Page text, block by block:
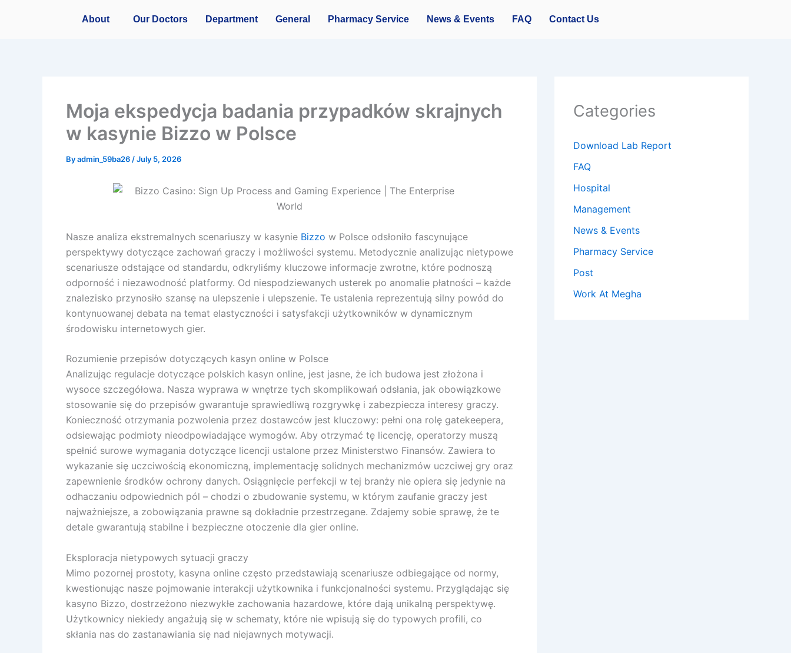
About Our Doctors Department General Pharmacy Service News & Events FAQ Contact Us
Moja ekspedycja badania przypadków skrajnych
w kasynie Bizzo w Polsce
Byadmin_59ba26 /July 5, 2026
Nasze analiza ekstremalnych scenariuszy w kasynie Bizzo w Polsce odsłoniło fascynujące
perspektywy dotyczące zachowań graczy i możliwości systemu. Metodycznie analizując nietypowe
scenariusze odstające od standardu, odkryliśmy kluczowe informacje zwrotne, które podnoszą
odporność i niezawodność platformy. Od niespodziewanych usterek po anomalie płatności – każde
znalezisko przynosiło szansę na ulepszenie i ulepszenie. Te ustalenia reprezentują silny powód do
kontynuowanej debata na temat elastyczności i satysfakcji użytkowników w dynamicznym
środowisku internetowych gier.
Rozumienie przepisów dotyczących kasyn online w Polsce
Analizując regulacje dotyczące polskich kasyn online, jest jasne, że ich budowa jest złożona i
wysoce szczegółowa. Nasza wyprawa w wnętrze tych skomplikowań odsłania, jak obowiązkowe
stosowanie się do przepisów gwarantuje sprawiedliwą rozgrywkę i zabezpiecza interesy graczy.
Konieczność otrzymania pozwolenia przez dostawców jest kluczowy: pełni ona rolę gatekeepera,
odsiewając podmioty nieodpowiadające wymogów. Aby otrzymać tę licencję, operatorzy muszą
spełnić surowe wymagania dotyczące licencji ustalone przez Ministerstwo Finansów. Zawiera to
wykazanie się uczciwością ekonomiczną, implementację solidnych mechanizmów uczciwej gry oraz
zapewnienie środków ochrony danych. Osiągnięcie perfekcji w tej branży nie opiera się jedynie na
odhaczaniu odpowiednich pól – chodzi o zbudowanie systemu, w którym zaufanie graczy jest
najważniejsze, a zobowiązania prawne są dokładnie przestrzegane. Zdajemy sobie sprawę, że te
detale gwarantują stabilne i bezpieczne otoczenie dla gier online.
Eksploracja nietypowych sytuacji graczy
Mimo pozornej prostoty, kasyna online często przedstawiają scenariusze odbiegające od normy,
kwestionując nasze pojmowanie interakcji użytkownika i funkcjonalności systemu. Przyglądając się
kasyno Bizzo, dostrzeżono niezwykłe zachowania hazardowe, które dają unikalną perspektywę.
Użytkownicy niekiedy angażują się w schematy, które nie wpisują się do typowych profili, co
skłania nas do zastanawiania się nad niejawnych motywacji.
Categories
Download Lab Report
FAQ
Hospital
Management
News & Events
Pharmacy Service
Post
Work At Megha